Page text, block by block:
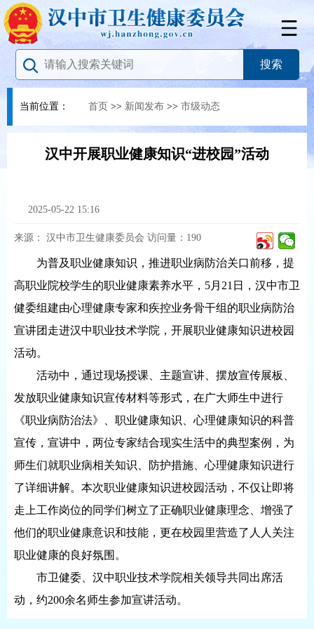
当前位置： 首页 >> 新闻发布 >> 市级动态
汉中开展职业健康知识“进校园”活动
2025-05-22 15:16
来源： 汉中市卫生健康委员会 访问量： 190
为普及职业健康知识，推进职业病防治关口前移，提
高职业院校学生的职业健康素养水平，5月21日，汉中市卫
健委组建由心理健康专家和疾控业务骨干组的职业病防治
宣讲团走进汉中职业技术学院，开展职业健康知识进校园
活动。
活动中，通过现场授课、主题宣讲、摆放宣传展板、
发放职业健康知识宣传材料等形式，在广大师生中进行
《职业病防治法》、职业健康知识、心理健康知识的科普
宣传，宣讲中，两位专家结合现实生活中的典型案例，为
师生们就职业病相关知识、防护措施、心理健康知识进行
了详细讲解。本次职业健康知识进校园活动，不仅让即将
走上工作岗位的同学们树立了正确职业健康理念、增强了
他们的职业健康意识和技能，更在校园里营造了人人关注
职业健康的良好氛围。
市卫健委、汉中职业技术学院相关领导共同出席活
动，约200余名师生参加宣讲活动。